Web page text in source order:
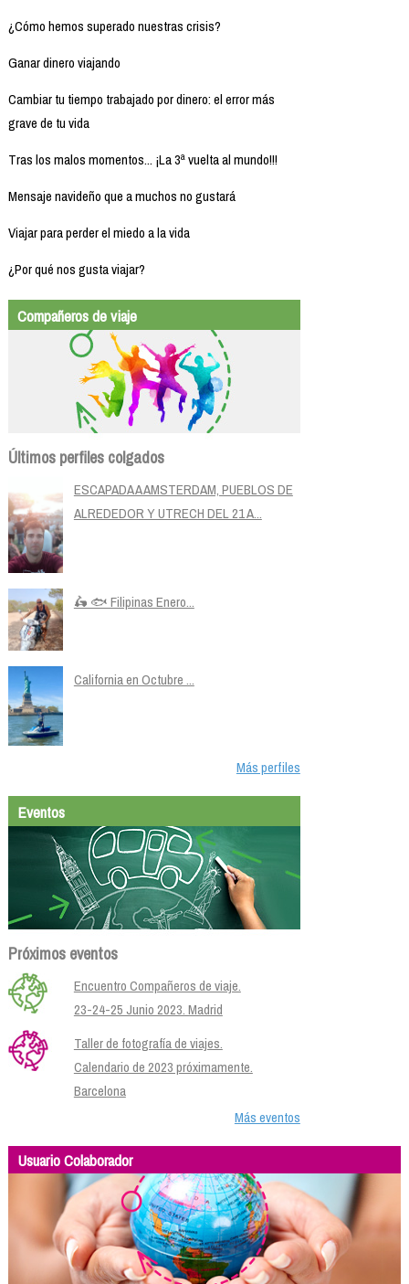
¿Cómo hemos superado nuestras crisis?
Ganar dinero viajando
Cambiar tu tiempo trabajado por dinero: el error más
grave de tu vida
Tras los malos momentos... ¡La 3ª vuelta al mundo!!!
Mensaje navideño que a muchos no gustará
Viajar para perder el miedo a la vida
¿Por qué nos gusta viajar?
Compañeros de viaje
Últimos perfiles colgados
ESCAPADA A AMSTERDAM, PUEBLOS DE
ALREDEDOR Y UTRECH DEL 21 A...
🛵 🐟 Filipinas Enero...
California en Octubre ...
Más perfiles
Eventos
Próximos eventos
Encuentro Compañeros de viaje.
23-24-25 Junio 2023. Madrid
Taller de fotografía de viajes.
Calendario de 2023 próximamente.
Barcelona
Más eventos
Usuario Colaborador